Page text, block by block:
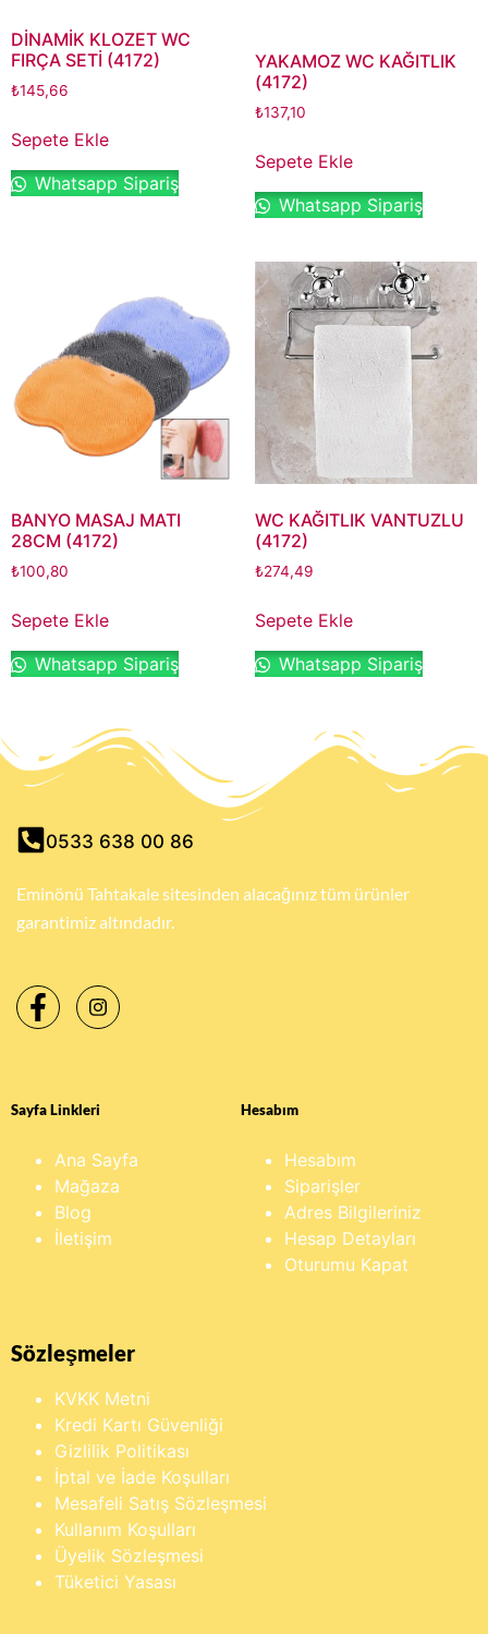
DİNAMİK KLOZET WC
FIRÇA SETİ (4172)
₺145,66
Sepete Ekle
Whatsapp Sipariş
YAKAMOZ WC KAĞITLIK
(4172)
₺137,10
Sepete Ekle
Whatsapp Sipariş
BANYO MASAJ MATI
28CM (4172)
₺100,80
Sepete Ekle
Whatsapp Sipariş
WC KAĞITLIK VANTUZLU
(4172)
₺274,49
Sepete Ekle
Whatsapp Sipariş
0533 638 00 86
Eminönü Tahtakale sitesinden alacağınız tüm ürünler
garantimiz altındadır.
Sayfa Linkleri
Ana Sayfa
Mağaza
Blog
İletişim
Hesabım
Hesabım
Siparişler
Adres Bilgileriniz
Hesap Detayları
Oturumu Kapat
Sözleşmeler
KVKK Metni
Kredi Kartı Güvenliği
Gizlilik Politikası
İptal ve İade Koşulları
Mesafeli Satış Sözleşmesi
Kullanım Koşulları
Üyelik Sözleşmesi
Tüketici Yasası